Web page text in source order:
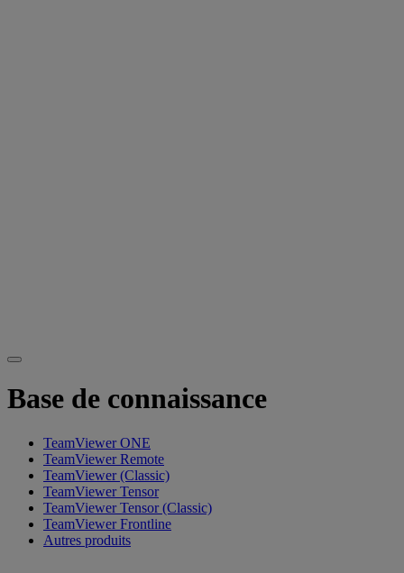
Base de connaissance
TeamViewer ONE
TeamViewer Remote
TeamViewer (Classic)
TeamViewer Tensor
TeamViewer Tensor (Classic)
TeamViewer Frontline
Autres produits